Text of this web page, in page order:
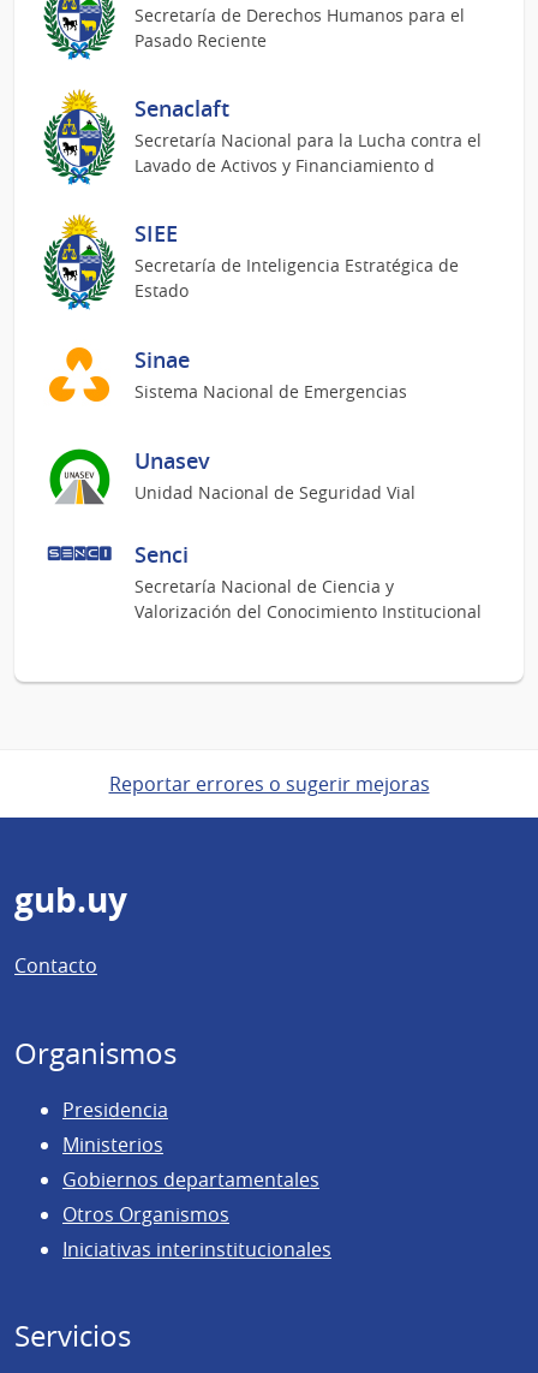
Secretaría de Derechos Humanos para el
Pasado Reciente
Senaclaft
Secretaría Nacional para la Lucha contra el
Lavado de Activos y Financiamiento d
SIEE
Secretaría de Inteligencia Estratégica de
Estado
Sinae
Sistema Nacional de Emergencias
Unasev
Unidad Nacional de Seguridad Vial
Senci
Secretaría Nacional de Ciencia y
Valorización del Conocimiento Institucional
Reportar errores o sugerir mejoras
Pie
de
página
gub.uy
Contacto
Organismos
Presidencia
Ministerios
Gobiernos departamentales
Otros Organismos
Iniciativas interinstitucionales
Servicios